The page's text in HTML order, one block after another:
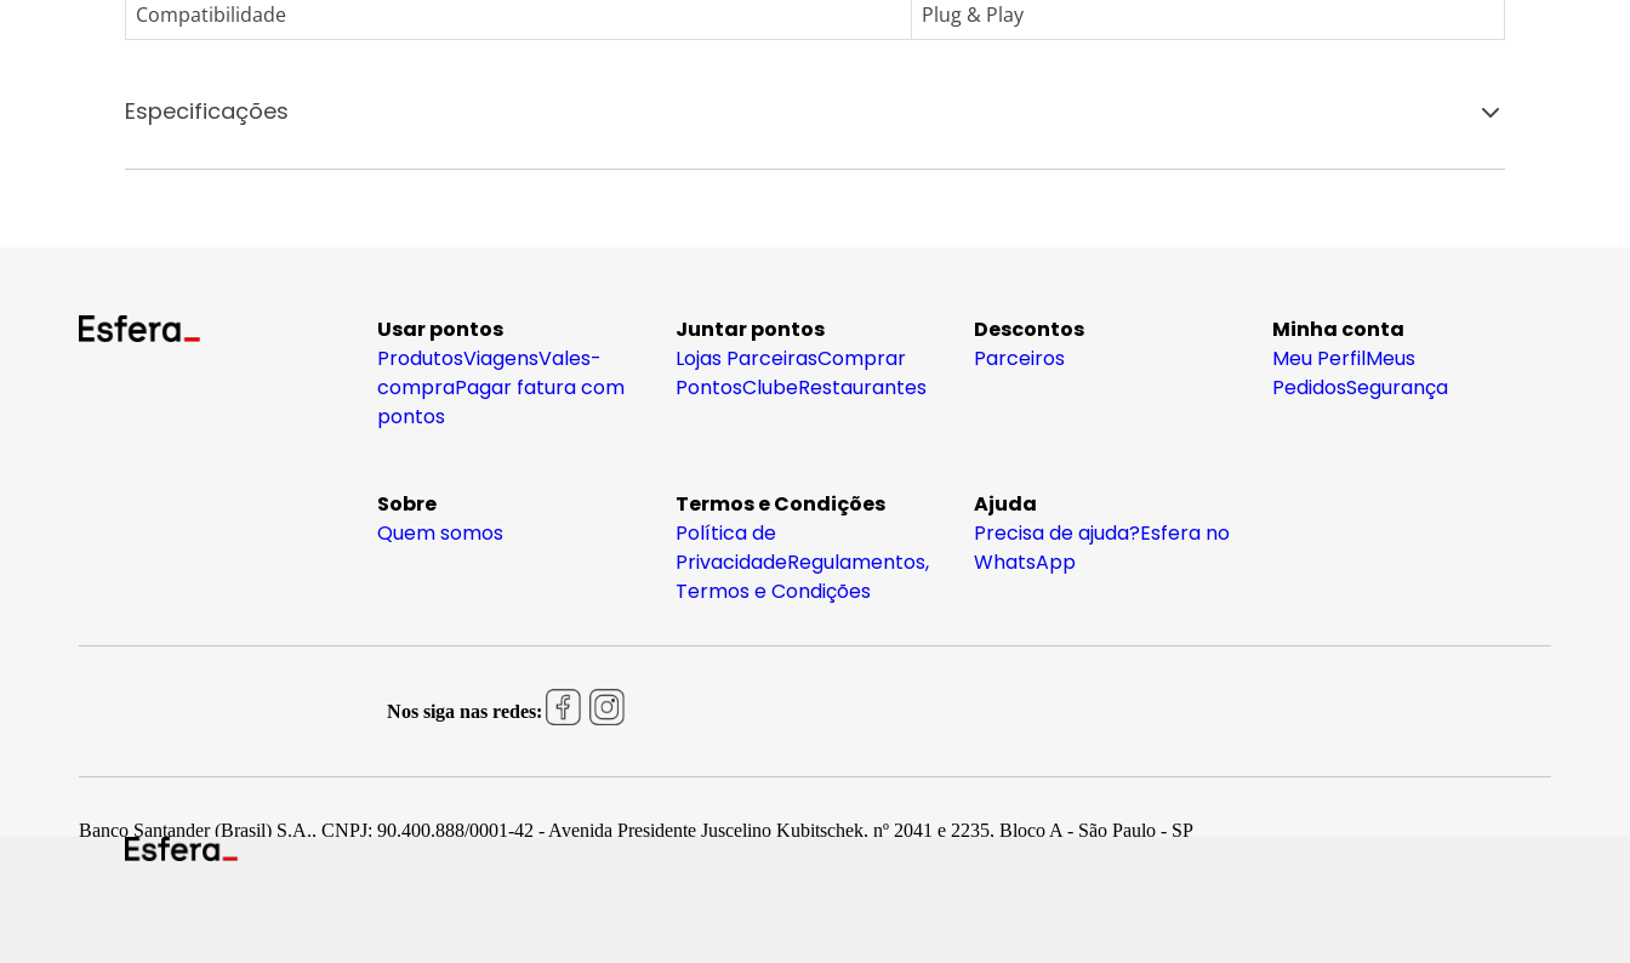
Compatibilidade
Plug & Play
Especificações
Usar pontos
ProdutosViagensVales-
compraPagar fatura com
pontos
Juntar pontos
Lojas ParceirasComprar
PontosClubeRestaurantes
Descontos
Parceiros
Minha conta
Meu PerfilMeus
PedidosSegurança
Sobre
Quem somos
Termos e Condições
Política de
PrivacidadeRegulamentos,
Termos e Condições
Ajuda
Precisa de ajuda?Esfera no
WhatsApp
Nos siga nas redes:
Banco Santander (Brasil) S.A., CNPJ: 90.400.888/0001-42 - Avenida Presidente Juscelino Kubitschek, nº 2041 e 2235, Bloco A - São Paulo - SP